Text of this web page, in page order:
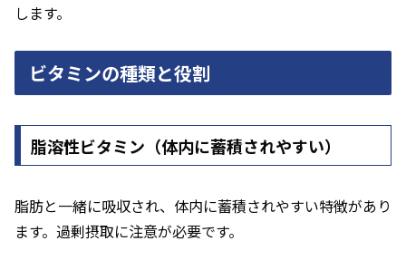
します。
ビタミンの種類と役割
脂溶性ビタミン（体内に蓄積されやすい）
脂肪と一緒に吸収され、体内に蓄積されやすい特徴があり
ます。過剰摂取に注意が必要です。